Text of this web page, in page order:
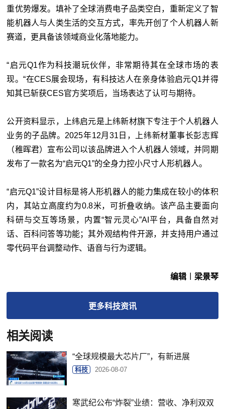
重优势爆发。填补了全球消费电子品类空白，重新定义了智
能机器人与人类生活的交互方式，率先开创了个人机器人新
赛道，更具备该领域商业化落地能力。
“启元Q1作为科技潮玩伙伴，非常期待其在全球市场的表
现。“在CES展会现场，有科技达人在亲身体验启元Q1并得
知其已斩获CES官方奖项后，当场表达了认可与期待。
公开资料显示，上纬启元是上纬新材旗下专注于个人机器人
业务的子品牌。2025年12月31日，上纬新材董事长彭志辉
（稚晖君）宣布公司以该品牌进入个人机器人领域，并同期
发布了一款名为“启元Q1”的全身力控小尺寸人形机器人。
“启元Q1”设计目标是将人形机器人的能力集成在较小的体积
内，其站立高度约为0.8米，可折叠收纳。该产品主要面向
科研与交互等场景，内置“智元灵心”AI平台，具备自然对
话、百科问答等功能；其外观结构件开源，并支持用户通过
零代码平台调整动作、语音与行为逻辑。
编辑︱梁景琴
更多科技资讯
相关阅读
“全球规模最大芯片厂”，有新进展
科技 2026-08-07
寒武纪公布“炸裂”业绩：营收、净利双双